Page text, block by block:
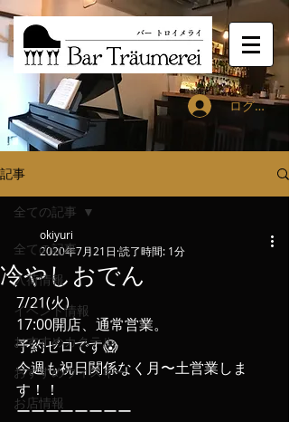
ログイン
記事
全ての記事
入荷情報
イベント情報
おすすめカクテル
おすすめウィスキー
お店情報
全ての記事
冷やしおでん
okiyuri
2020年7月21日 読了時間: 1分
7/21(火)
17:00開店、通常営業。
予約ゼロです😱
今週も祝日関係なく月〜土営業しま
す！！
ーーーーーーーー